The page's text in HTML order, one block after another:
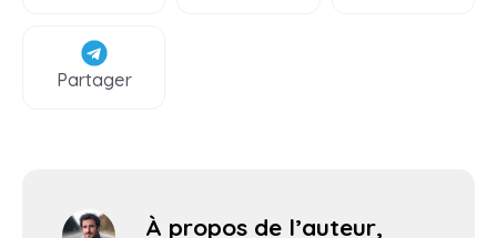
Partager
À propos de l’auteur,